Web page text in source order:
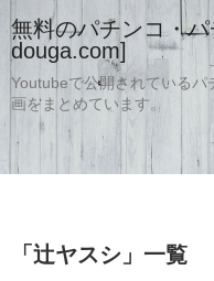
無料のパチンコ・
douga.com]
Youtubeで公開されている
画をまとめています。
「 辻ヤスシ 」 一覧